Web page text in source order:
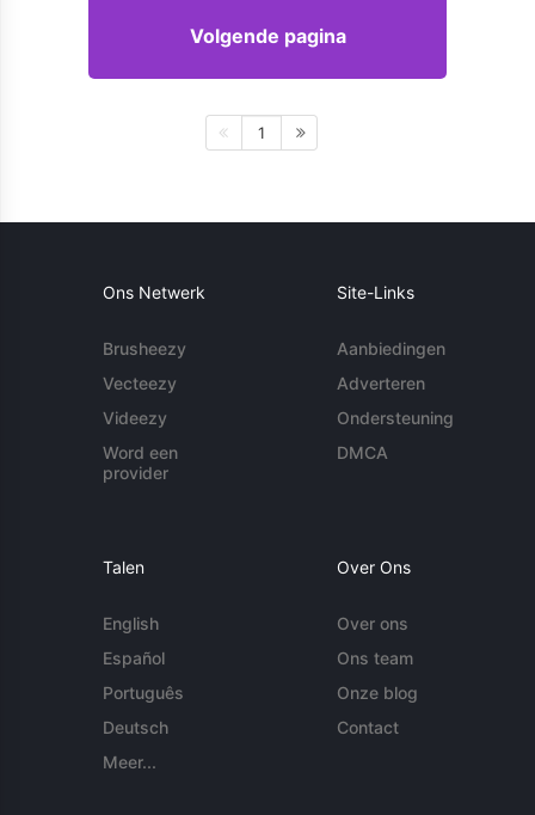
Volgende pagina
1
Ons Netwerk
Brusheezy
Vecteezy
Videezy
Word een
provider
Site-Links
Aanbiedingen
Adverteren
Ondersteuning
DMCA
Talen
English
Español
Português
Deutsch
Meer...
Over Ons
Over ons
Ons team
Onze blog
Contact